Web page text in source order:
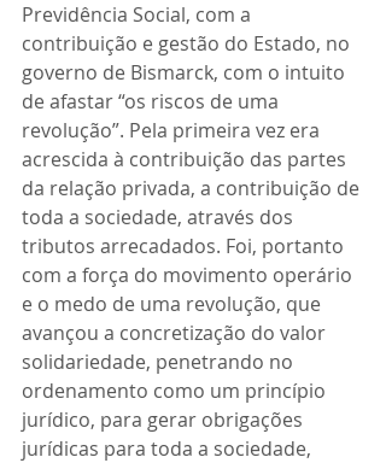
Previdência Social, com a
contribuição e gestão do Estado, no
governo de Bismarck, com o intuito
de afastar “os riscos de uma
revolução”. Pela primeira vez era
acrescida à contribuição das partes
da relação privada, a contribuição de
toda a sociedade, através dos
tributos arrecadados. Foi, portanto
com a força do movimento operário
e o medo de uma revolução, que
avançou a concretização do valor
solidariedade, penetrando no
ordenamento como um princípio
jurídico, para gerar obrigações
jurídicas para toda a sociedade,